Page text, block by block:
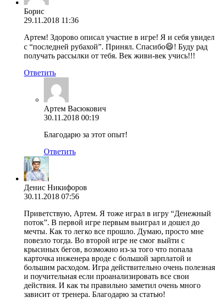
Борис
29.11.2018 11:36
Артем! Здорово описал участие в игре! Я и себя увидел
с “последней рубахой”. Принял. Спасибо😄! Буду рад
получать рассылки от тебя. Век живи-век учись!!!
Ответить
Артем Васюкович
30.11.2018 00:19
Благодарю за этот опыт!
Ответить
Денис Никифоров
30.11.2018 07:56
Приветствую, Артем. Я тоже играл в игру “Денежный
поток”. В первой игре первым выиграл и дошел до
мечты. Как то легко все прошло. Думаю, просто мне
повезло тогда. Во второй игре не смог выйти с
крысиных бегов, возможно из-за того что попала
карточка инженера вроде с большой зарплатой и
большим расходом. Игра действительно очень полезная
и поучительная если проанализировать все свои
действия. И как ты правильно заметил очень много
зависит от тренера. Благодарю за статью!